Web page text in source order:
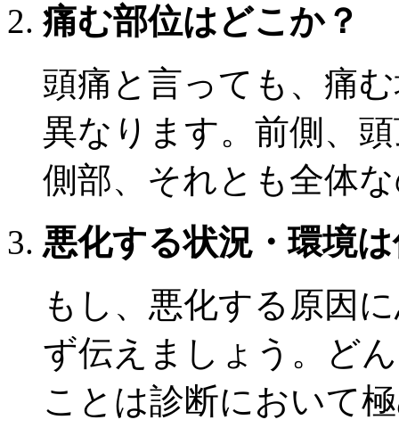
痛む部位はどこか？
頭痛と言っても、痛
異なります。前側、
側部、それとも全体
悪化する状況・環境
もし、悪化する原因
ず伝えましょう。ど
ことは診断において